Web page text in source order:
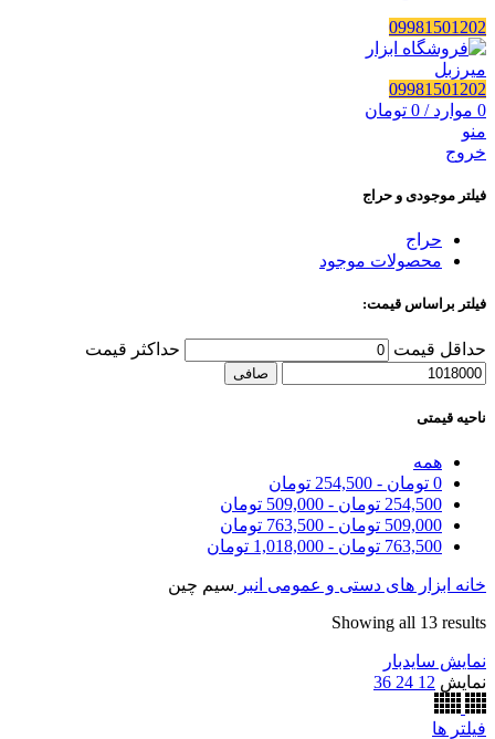
09981501202
09981501202
0 موارد /
0 تومان
منو
خروج
فیلتر موجودی و حراج
حراج
محصولات موجود
فیلتر براساس قیمت:
حداقل قیمت حداكثر قيمت
صافی
ناحیه قیمتی
همه
0 تومان -
254,500 تومان
254,500 تومان -
509,000 تومان
509,000 تومان -
763,500 تومان
763,500 تومان -
1,018,000 تومان
خانه ابزار های دستی و عمومی انبر سیم چین
Showing all 13 results
نمایش سایدبار
نمایش 12
24
36
فیلتر ها